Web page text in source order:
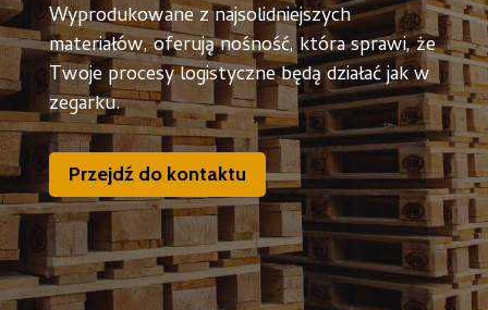
Wyprodukowane z najsolidniejszych
materiałów, oferują nośność, która sprawi, że
Twoje procesy logistyczne będą działać jak w
zegarku.
Przejdź do kontaktu